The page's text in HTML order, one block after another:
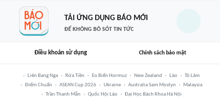
TẢI ỨNG DỤNG BÁO MỚI
ĐỂ KHÔNG BỎ SÓT TIN TỨC
Điều khoản sử dụng Chính sách bảo mật
Liên Bang Nga Rửa Tiền Eo Biển Hormuz New Zealand Lào
Tô Lâm
Điểm Chuẩn
ASEAN Cup 2026 Ukraine Australia Sam Mostyn
Malaysia
Trần Thanh Mẫn
Quốc Hội Lào
Đại Học Bách Khoa Hà Nội